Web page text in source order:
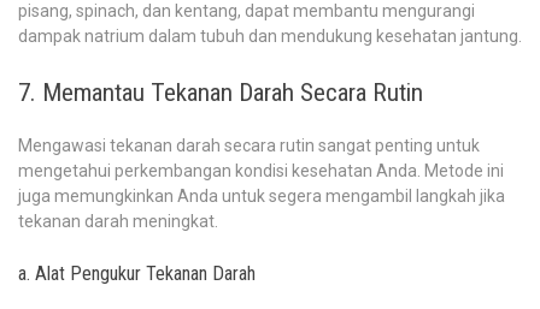
pisang, spinach, dan kentang, dapat membantu mengurangi
dampak natrium dalam tubuh dan mendukung kesehatan jantung.
7. Memantau Tekanan Darah Secara Rutin
Mengawasi tekanan darah secara rutin sangat penting untuk
mengetahui perkembangan kondisi kesehatan Anda. Metode ini
juga memungkinkan Anda untuk segera mengambil langkah jika
tekanan darah meningkat.
a. Alat Pengukur Tekanan Darah